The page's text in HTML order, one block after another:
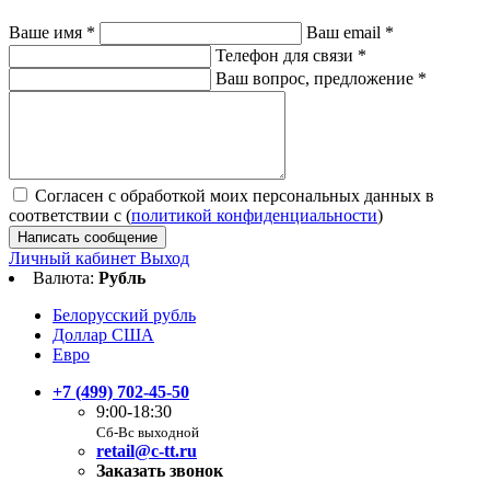
Ваше имя * Ваш email *
Телефон для связи *
Ваш вопрос, предложение *
Согласен с обработкой моих персональных данных в
соответствии с (политикой конфиденциальности)
Написать сообщение
Личный кабинет Выход
Валюта: Рубль
Белорусский рубль
Доллар США
Евро
+7 (499) 702-45-50
9:00-18:30
Сб-Вс выходной
retail@c-tt.ru
Заказать звонок